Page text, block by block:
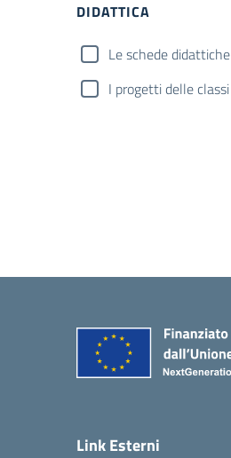
DIDATTICA
Le schede didattiche
I progetti delle classi
Link Esterni